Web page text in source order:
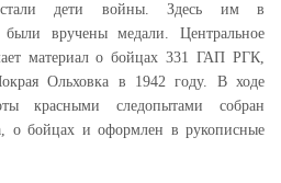
стали дети войны. Здесь им в
были вручены медали. Центральное
материал о бойцах 331 ГАП РГК,
Ольховка в 1942 году. В ходе
красными следопытами собран
о бойцах и оформлен в рукописные